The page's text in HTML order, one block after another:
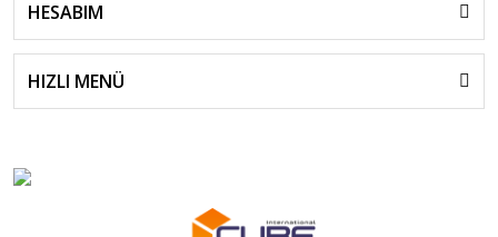
HESABIM
HIZLI MENÜ